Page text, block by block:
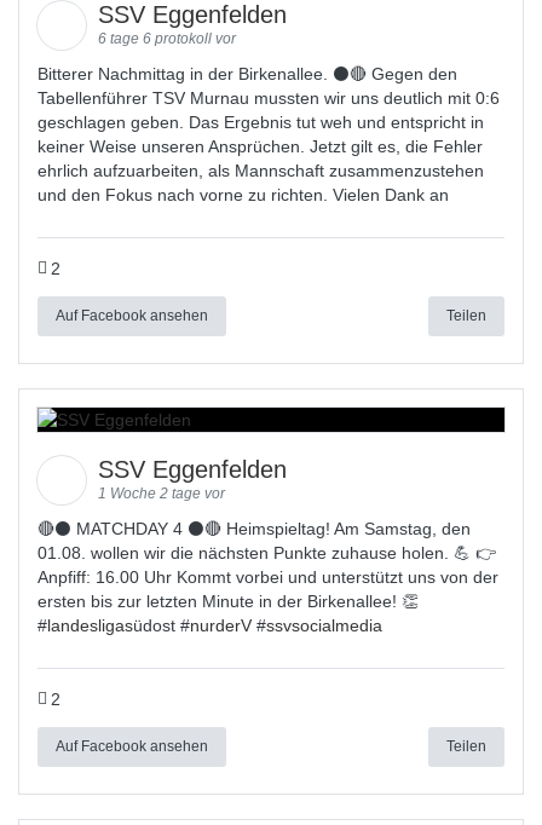
SSV Eggenfelden
6 tage 6 protokoll vor
Bitterer Nachmittag in der Birkenallee. ⚫🔴 Gegen den
Tabellenführer TSV Murnau mussten wir uns deutlich mit 0:6
geschlagen geben. Das Ergebnis tut weh und entspricht in
keiner Weise unseren Ansprüchen. Jetzt gilt es, die Fehler
ehrlich aufzuarbeiten, als Mannschaft zusammenzustehen
und den Fokus nach vorne zu richten. Vielen Dank an
2
Auf Facebook ansehen Teilen
SSV Eggenfelden
1 Woche 2 tage vor
🔴⚫ MATCHDAY 4 ⚫🔴 Heimspieltag! Am Samstag, den
01.08. wollen wir die nächsten Punkte zuhause holen. 💪 👉
Anpfiff: 16.00 Uhr Kommt vorbei und unterstützt uns von der
ersten bis zur letzten Minute in der Birkenallee! 👏
#landesligasüdost #nurderV #ssvsocialmedia
2
Auf Facebook ansehen Teilen